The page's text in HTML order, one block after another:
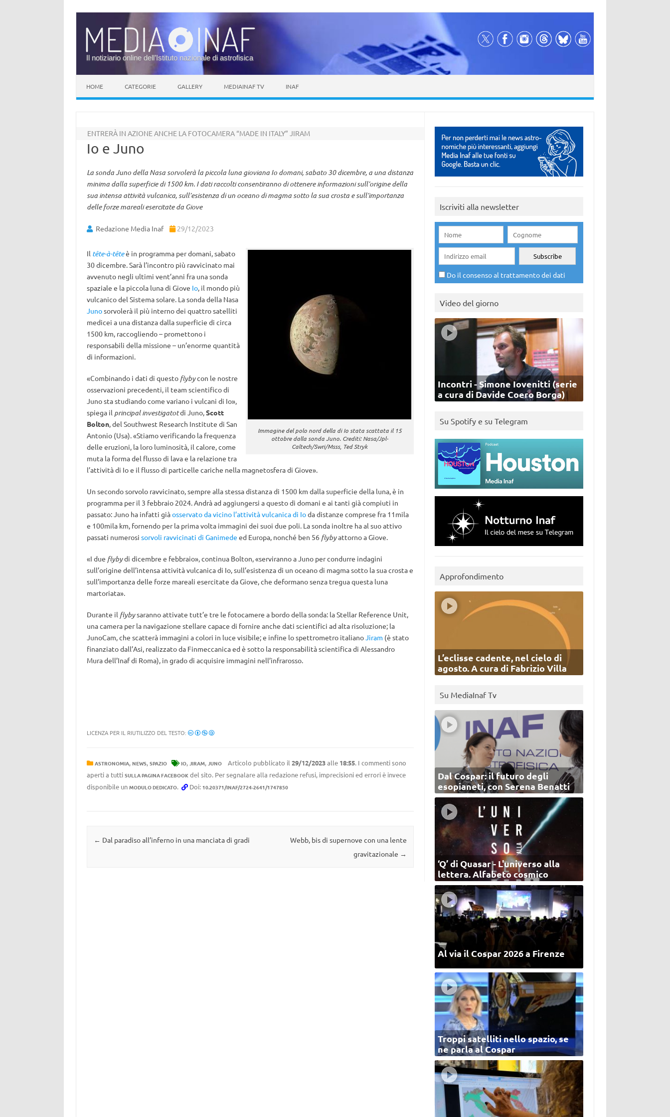
Il notiziario online dell’Istituto nazionale di astrofisica
HOME CATEGORIE GALLERY MEDIAINAF TV INAF
ENTRERÀ IN AZIONE ANCHE LA FOTOCAMERA “MADE IN ITALY” JIRAM
Io e Juno
La sonda Juno della Nasa sorvolerà la piccola luna gioviana Io domani, sabato 30 dicembre, a una distanza
minima dalla superficie di 1500 km. I dati raccolti consentiranno di ottenere informazioni sull’origine della
sua intensa attività vulcanica, sull’esistenza di un oceano di magma sotto la sua crosta e sull’importanza
delle forze mareali esercitate da Giove
Redazione Media Inaf 29/12/2023
Immagine del polo nord della di Io stata scattata il 15
ottobre dalla sonda Juno. Crediti: Nasa/Jpl-
Caltech/Swri/Msss, Ted Stryk
Il tête-à-têteè in programma per domani, sabato
30 dicembre. Sarà l’incontro più ravvicinato mai
avvenuto negli ultimi vent’anni fra una sonda
spaziale e la piccola luna di Giove Io, il mondo più
vulcanico del Sistema solare. La sonda della Nasa
Junosorvolerà il più interno dei quattro satelliti
medicei a una distanza dalla superficie di circa
1500 km, raccogliendo – promettono i
responsabili della missione – un’enorme quantità
di informazioni.
«Combinando i dati di questo flybycon le nostre
osservazioni precedenti, il team scientifico di
Juno sta studiando come variano i vulcani di Io»,
spiega il principal investigatotdi Juno,Scott
Bolton, del Southwest Research Institute di San
Antonio (Usa). «Stiamo verificando la frequenza
delle eruzioni, la loro luminosità, il calore, come
muta la forma del flusso di lava e la relazione tra
l’attività di Io e il flusso di particelle cariche nella magnetosfera di Giove».
Un secondo sorvolo ravvicinato, sempre alla stessa distanza di 1500 km dalla superficie della luna, è in
programma per il 3 febbraio 2024. Andrà ad aggiungersi a questo di domani e ai tanti già compiuti in
passato: Juno ha infatti giàosservato da vicino l’attività vulcanica di Ioda distanze comprese fra 11mila
e 100mila km, fornendo per la prima volta immagini dei suoi due poli. La sonda inoltre ha al suo attivo
passati numerosi sorvoli ravvicinati di Ganimede ed Europa, nonché ben 56 flybyattorno a Giove.
«I due flybydi dicembre e febbraio», continua Bolton, «serviranno a Juno per condurre indagini
sull’origine dell’intensa attività vulcanica di Io, sull’esistenza di un oceano di magma sotto la sua crosta e
sull’importanza delle forze mareali esercitate da Giove, che deformano senza tregua questa luna
martoriata».
Durante il flybysaranno attivate tutt’e tre le fotocamere a bordo della sonda: la Stellar Reference Unit,
una camera per la navigazione stellare capace di fornire anche dati scientifici ad alta risoluzione; la
JunoCam, che scatterà immagini a colori in luce visibile; e infine lo spettrometro italianoJiram (è stato
finanziato dall’Asi, realizzato da Finmeccanica ed è sotto la responsabilità scientifica di Alessandro
Mura dell’Inaf di Roma), in grado di acquisire immagini nell’infrarosso.
LICENZA PER IL RIUTILIZZO DEL TESTO:
ASTRONOMIA, NEWS, SPAZIO IO, JIRAM, JUNO Articolo pubblicato il 29/12/2023alle 18:55. I commenti sono
aperti a tutti SULLA PAGINA FACEBOOKdel sito. Per segnalare alla redazione refusi, imprecisioni ed errori è invece
disponibile un MODULO DEDICATO. Doi: 10.20371/INAF/2724-2641/1747850
Navigazione articolo
← Dal paradiso all’inferno in una manciata di gradi
Webb, bis di supernove con una lente
gravitazionale →
Iscriviti alla newsletter
Do il consenso al trattamento dei dati
Video del giorno
Incontri - Simone Iovenitti (serie
a cura di Davide Coero Borga)
Su Spotify e su Telegram
Approfondimento
L’eclisse cadente, nel cielo di
agosto. A cura di Fabrizio Villa
Su MediaInaf Tv
Dal Cospar: il futuro degli
esopianeti, con Serena Benatti
‘Q’ di Quasar - L'universo alla
lettera. Alfabeto cosmico
Al via il Cospar 2026 a Firenze
Troppi satelliti nello spazio, se
ne parla al Cospar